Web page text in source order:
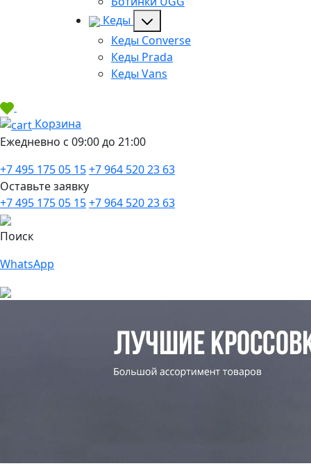
Кеды
Кеды Converse
Кеды Prada
Кеды Vans
Корзина
Ежедневно с 09:00 до 21:00
+7 495 175 05 15+7 964 520 23 63
Оставьте заявку
+7 495 175 05 15+7 964 520 23 63
Поиск
WhatsApp